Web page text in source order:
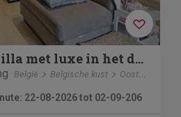
vakantievilla met luxe in het duinenreservaat, vlak aan zee
België Belgische kust Oostduinkerke
22-08-2026 tot 02-09-206